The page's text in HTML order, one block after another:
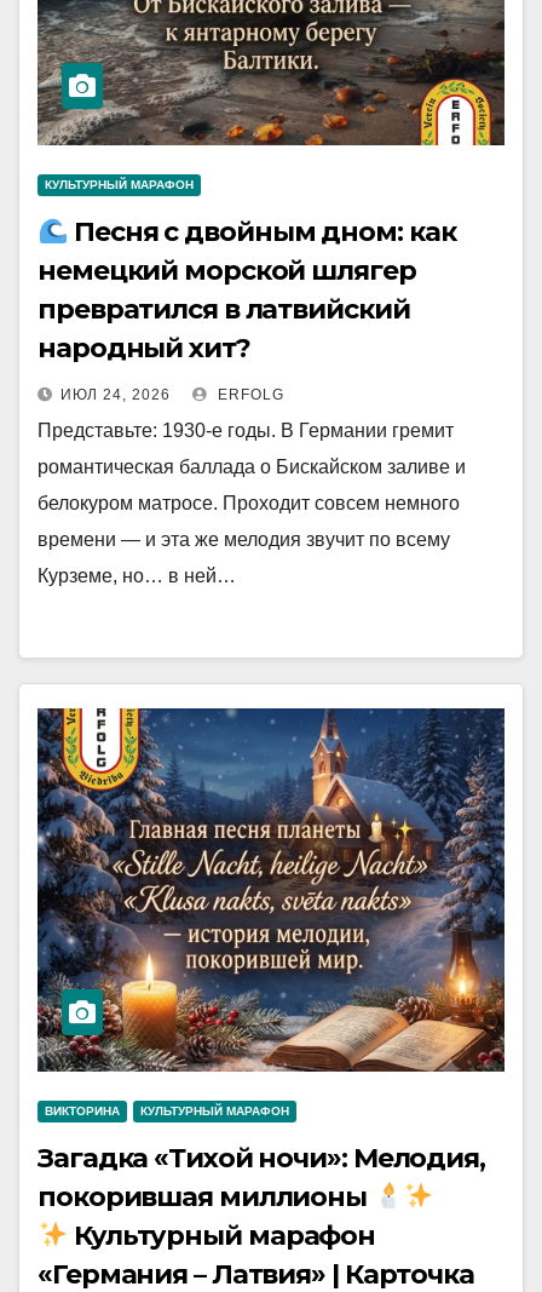
КУЛЬТУРНЫЙ МАРАФОН
Песня с двойным дном: как
немецкий морской шлягер
превратился в латвийский
народный хит?
ИЮЛ 24, 2026 ERFOLG
Представьте: 1930-е годы. В Германии гремит
романтическая баллада о Бискайском заливе и
белокуром матросе. Проходит совсем немного
времени — и эта же мелодия звучит по всему
Курземе, но… в ней…
ВИКТОРИНА КУЛЬТУРНЫЙ МАРАФОН
Загадка «Тихой ночи»: Мелодия,
покорившая миллионы
Культурный марафон
«Германия – Латвия» | Карточка